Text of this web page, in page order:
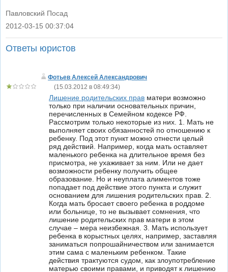
Павловский Посад
|
2012-03-15 00:37:04
Ответы юристов
Фотьев Алексей Александрович
(15.03.2012 в 08:49:34)
Лишение родительских прав матери возможно
только при наличии основательных причин,
перечисленных в Семейном кодексе РФ.
Рассмотрим только некоторые из них. 1. Мать не
выполняет своих обязанностей по отношению к
ребенку. Под этот пункт можно отнести целый
ряд действий. Например, когда мать оставляет
маленького ребенка на длительное время без
присмотра, не ухаживает за ним. Или не дает
возможности ребенку получить общее
образование. Но и неуплата алиментов тоже
попадает под действие этого пункта и служит
основанием для лишения родительских прав. 2.
Когда мать бросает своего ребенка в роддоме
или больнице, то не вызывает сомнения, что
лишение родительских прав матери в этом
случае – мера неизбежная. 3. Мать использует
ребенка в корыстных целях, например, заставляя
заниматься попрошайничеством или занимается
этим сама с маленьким ребенком. Такие
действия трактуются судом, как злоупотребление
матерью своими правами, и приводят к лишению